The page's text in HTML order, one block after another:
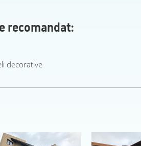
recomandat:
decorative